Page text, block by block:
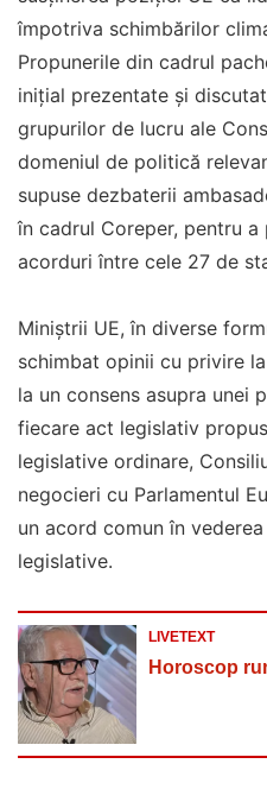
împotriva schimbărilor
Propunerile din cadrul
inițial prezentate și
grupurilor de lucru ale
domeniul de politică
supuse dezbaterii
în cadrul Coreper, pentru
acorduri între cele 27 de
Miniștrii UE, în diverse
schimbat opinii cu privire
la un consens asupra unei
fiecare act legislativ
legislative ordinare,
negocieri cu Parlamentul
un acord comun în
legislative.
LIVETEXT
Horoscop